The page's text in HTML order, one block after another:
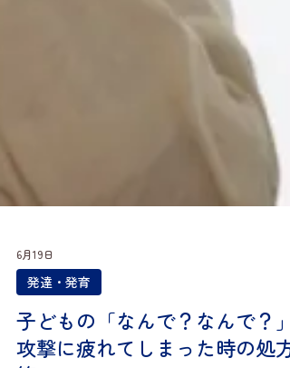
6月19日
発達・発育